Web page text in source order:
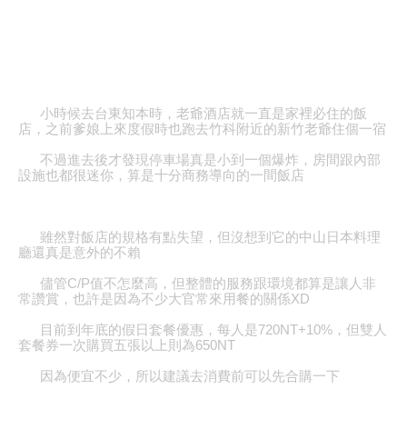
小時候去台東知本時 ，老爺酒店就一直是家裡必住的飯
店，之前爹娘上來度假時也跑去竹科附近的新竹老爺住個一宿
不過進去後才發現停車場真是小到一個爆炸，房間跟內部
設施也都很迷你，算是十分商務導向的一間飯店
雖然對飯店的規格有點失望，但沒想到它的中山日本料理
廳還真是意外的不賴
儘管C/P值不怎麼高，但整體的服務跟環境都算是讓人非
常讚賞，也許是因為不少大官常來用餐的關係XD
目前到年底的假日套餐優惠，每人是720NT+10% ，但雙人
套餐券一次購買五張以上則為650NT
因為便宜不少，所以建議去消費前可以先合購一下